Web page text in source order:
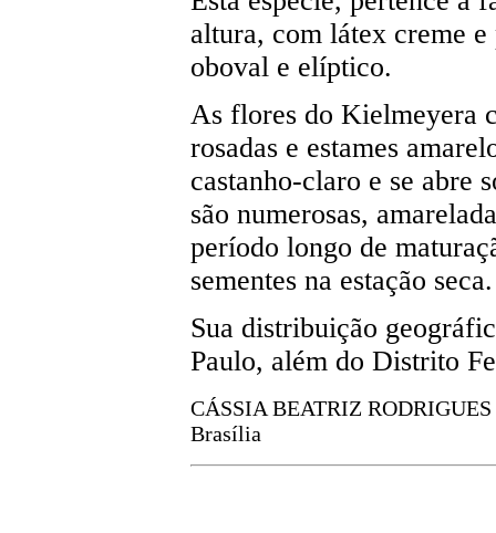
altura, com látex creme
oboval e elíptico.
As flores do Kielmeyera
rosadas e estames
castanho-claro e se abre
são numerosas,
período longo de
sementes na estação seca.
Sua distribuição
Paulo, além do Distrito
CÁSSIA BEATRIZ
Brasília